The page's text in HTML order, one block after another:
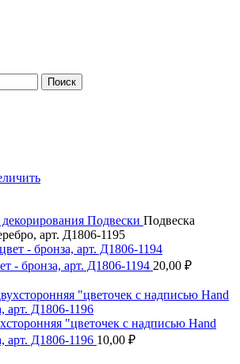
Поиск
Подвески Подвеска
арт. Д1806-1195
- бронза, арт. Д1806-1194 20,00 ₽
"цветочек с надписью Hand
арт. Д1806-1196 10,00 ₽